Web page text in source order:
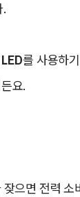
를 사용하
요.
잦으면 전력 소